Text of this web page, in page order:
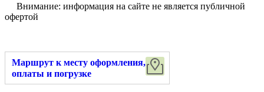
Внимание: информация на сайте не является публичной
офертой
Маршрут к месту оформления,
оплаты и погрузке